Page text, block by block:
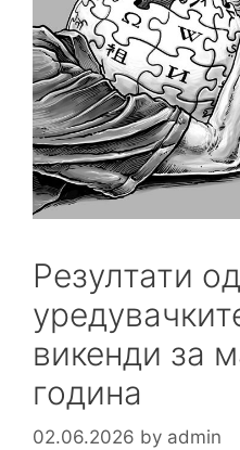
Резултати од
викенди за
година
02.06.2026 by admin